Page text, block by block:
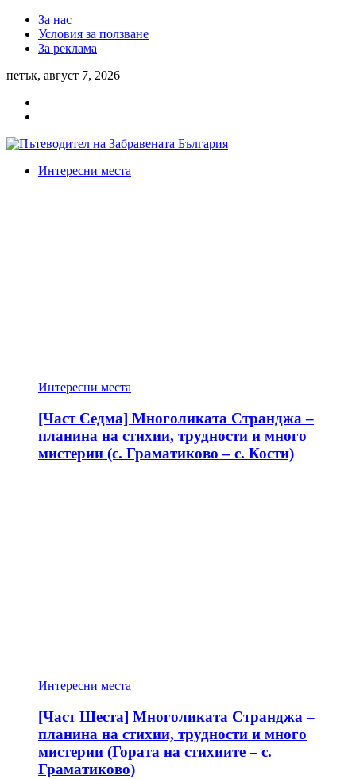
За нас
Условия за ползване
За реклама
петък, август 7, 2026
Интересни места
Интересни места
[Част Седма] Многоликата Странджа –
планина на стихии, трудности и много
мистерии (с. Граматиково – с. Кости)
Интересни места
[Част Шеста] Многоликата Странджа –
планина на стихии, трудности и много
мистерии (Гората на стихиите – с.
Граматиково)